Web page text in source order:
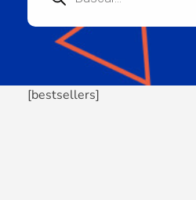
[bestsellers]